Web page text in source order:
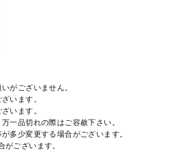
がございません。
います。
います。
一品切れの際はご容赦下さい。
多少変更する場合がございます。
ございます。